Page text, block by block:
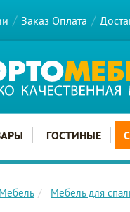
Заказ Оплата
ГОСТИНЫЕ
Мебель Мебель для